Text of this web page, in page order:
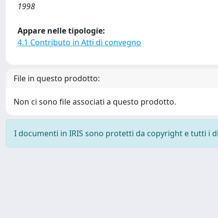
1998
Appare nelle tipologie:
4.1 Contributo in Atti di convegno
File in questo prodotto:
Non ci sono file associati a questo prodotto.
I documenti in IRIS sono protetti da copyright e tutti i